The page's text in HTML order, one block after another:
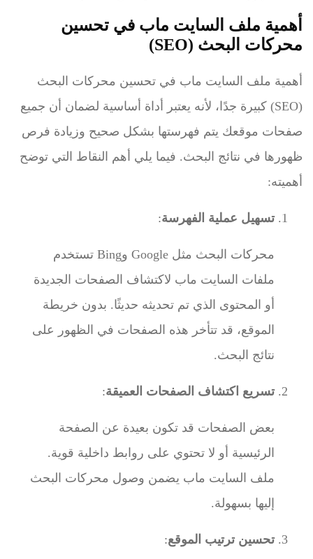
أهمية ملف السايت ماب في تحسين
محركات البحث (SEO)
أهمية ملف السايت ماب في تحسين محركات البحث
(SEO) كبيرة جدًا، لأنه يعتبر أداة أساسية لضمان أن جميع
صفحات موقعك يتم فهرستها بشكل صحيح وزيادة فرص
ظهورها في نتائج البحث. فيما يلي أهم النقاط التي توضح
أهميته:
تسهيل عملية الفهرسة:
محركات البحث مثل Google وBing تستخدم
ملفات السايت ماب لاكتشاف الصفحات الجديدة
أو المحتوى الذي تم تحديثه حديثًا. بدون خريطة
الموقع، قد تتأخر هذه الصفحات في الظهور على
نتائج البحث.
تسريع اكتشاف الصفحات العميقة:
بعض الصفحات قد تكون بعيدة عن الصفحة
الرئيسية أو لا تحتوي على روابط داخلية قوية.
ملف السايت ماب يضمن وصول محركات البحث
إليها بسهولة.
تحسين ترتيب الموقع: